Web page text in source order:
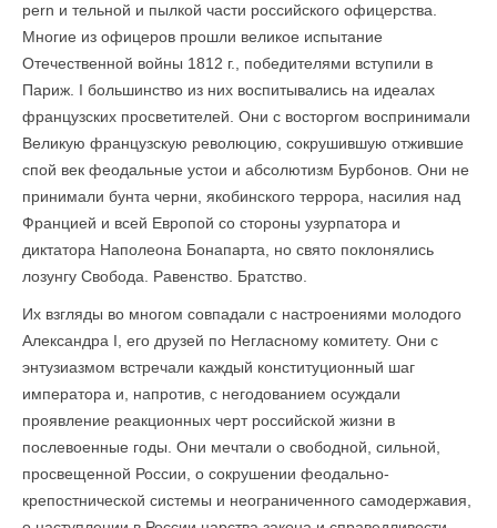
pe­rn и тельной и пылкой части российского офицерства.
Многие из офицеров прошли великое испытание
Отечественной войны 1812 г., победителями вступили в
Париж. I большинство из них воспитывались на идеалах
французских просветителей. Они с восторгом воспринимали
Вели­кую французскую революцию, сокрушившую отжившие
спой век феодальные устои и абсолютизм Бурбонов. Они не
принимали бунта черни, якобинского террора, насилия над
Францией и всей Европой со стороны узурпатора и
диктатора Наполеона Бонапарта, но свято поклонялись
лозунгу Свобода. Равенство. Братство.
Их взгляды во многом совпадали с настроениями молодого
Александра I, его друзей по Негласному комитету. Они с
энтузиазмом встречали каждый конституционный шаг
императора и, напротив, с негодованием осуждали
проявление реакционных черт российской жизни в
послевоенные годы. Они мечтали о свободной, сильной,
просвещенной России, о сокрушении феодально-
крепостнической системы и неограниченного самодержавия,